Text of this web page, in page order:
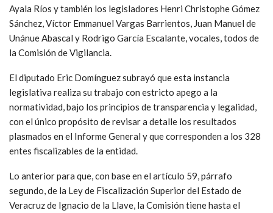
Ayala Ríos y también los legisladores Henri Christophe Gómez
Sánchez, Víctor Emmanuel Vargas Barrientos, Juan Manuel de
Unánue Abascal y Rodrigo García Escalante, vocales, todos de
la Comisión de Vigilancia.
El diputado Eric Domínguez subrayó que esta instancia
legislativa realiza su trabajo con estricto apego a la
normatividad, bajo los principios de transparencia y legalidad,
con el único propósito de revisar a detalle los resultados
plasmados en el Informe General y que corresponden a los 328
entes fiscalizables de la entidad.
Lo anterior para que, con base en el artículo 59, párrafo
segundo, de la Ley de Fiscalización Superior del Estado de
Veracruz de Ignacio de la Llave, la Comisión tiene hasta el